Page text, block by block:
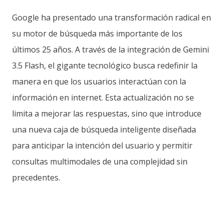
Google ha presentado una transformación radical en
su motor de búsqueda más importante de los
últimos 25 años. A través de la integración de Gemini
3.5 Flash, el gigante tecnológico busca redefinir la
manera en que los usuarios interactúan con la
información en internet. Esta actualización no se
limita a mejorar las respuestas, sino que introduce
una nueva caja de búsqueda inteligente diseñada
para anticipar la intención del usuario y permitir
consultas multimodales de una complejidad sin
precedentes.